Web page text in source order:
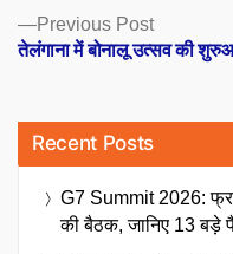
Previous PostPrevious
post:
तेलंगाना में बोनालू उत्सव की
Recent Posts
G7 Summit 2026:
की बैठक, जानिए 13 बड़े